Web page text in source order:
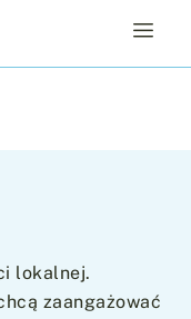
lokalnej.
zaangażować